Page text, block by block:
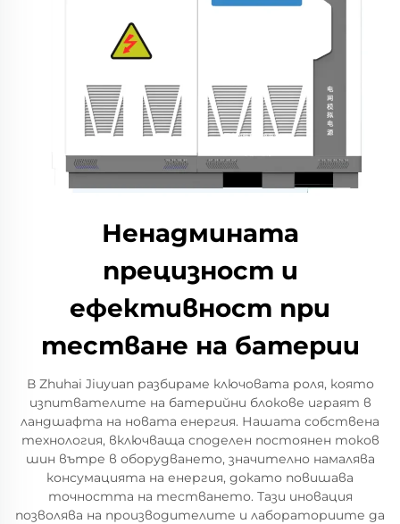
Ненадмината
прецизност и
ефективност при
тестване на батерии
В Zhuhai Jiuyuan разбираме ключовата роля, която
изпитвателите на батерийни блокове играят в
ландшафта на новата енергия. Нашата собствена
технология, включваща споделен постоянен токов
шин вътре в оборудването, значително намалява
консумацията на енергия, докато повишава
точността на тестването. Тази иновация
позволява на производителите и лабораториите да